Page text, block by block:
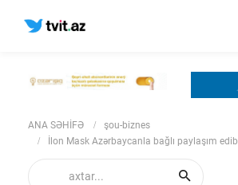
ANA SƏHİFƏ
şou-biznes
İlon Mask Azərbaycanla bağlı paylaşım edib